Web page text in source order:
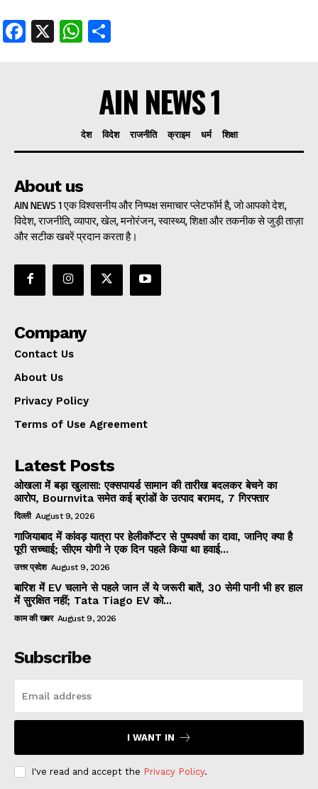
Facebook
X WhatsApp
AIN NEWS 1
देश विदेश राजनीति क्राइम धर्म शिक्षा
About us
AIN NEWS 1 एक विश्वसनीय और निष्पक्ष समाचार प्लेटफॉर्म है, जो आपको देश,
विदेश, राजनीति, व्यापार, खेल, मनोरंजन, स्वास्थ्य, शिक्षा और तकनीक से जुड़ी ताज़ा
और सटीक खबरें प्रदान करता है।
Company
Contact Us
About Us
Privacy Policy
Terms of Use Agreement
Latest Posts
ओखला में बड़ा खुलासा: एक्सपायर्ड सामान की तारीख बदलकर बेचने का
आरोप, Bournvita समेत कई ब्रांडों के उत्पाद बरामद, 7 गिरफ्तार
दिल्ली August 9, 2026
गाजियाबाद में कांवड़ यात्रा पर हेलीकॉप्टर से पुष्पवर्षा का दावा, जानिए क्या है
पूरी सच्चाई; सीएम योगी ने एक दिन पहले किया था हवाई...
उत्तर प्रदेश August 9, 2026
बारिश में EV चलाने से पहले जान लें ये जरूरी बातें, 30 सेमी पानी भी हर हाल
में सुरक्षित नहीं; Tata Tiago EV को...
काम की खबर August 9, 2026
Subscribe
I WANT IN
I've read and accept the Privacy Policy.